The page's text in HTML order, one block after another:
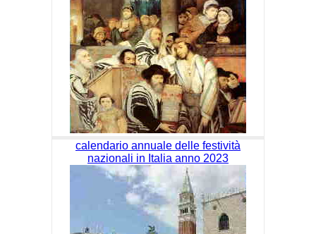
calendario annuale delle festività
nazionali in Italia anno 2023